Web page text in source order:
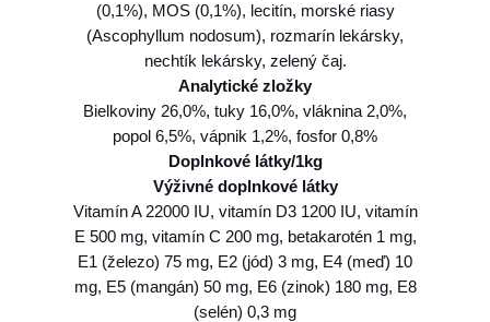
(0,1%), MOS (0,1%), lecitín, morské riasy
(Ascophyllum nodosum), rozmarín lekársky,
nechtík lekársky, zelený čaj.
Analytické zložky
Bielkoviny 26,0%, tuky 16,0%, vláknina 2,0%,
popol 6,5%, vápnik 1,2%, fosfor 0,8%
Doplnkové látky/1kg
Výživné doplnkové látky
Vitamín A 22000 IU, vitamín D3 1200 IU, vitamín
E 500 mg, vitamín C 200 mg, betakarotén 1 mg,
E1 (železo) 75 mg, E2 (jód) 3 mg, E4 (meď) 10
mg, E5 (mangán) 50 mg, E6 (zinok) 180 mg, E8
(selén) 0,3 mg